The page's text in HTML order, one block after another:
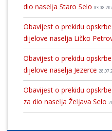
dio naselja Staro Selo
Obavijest o prekidu
dijelove naselja Ličko
Obavijest o prekidu
dijelove naselja Jezerce
Obavijest o prekidu
za dio naselja Željava Selo